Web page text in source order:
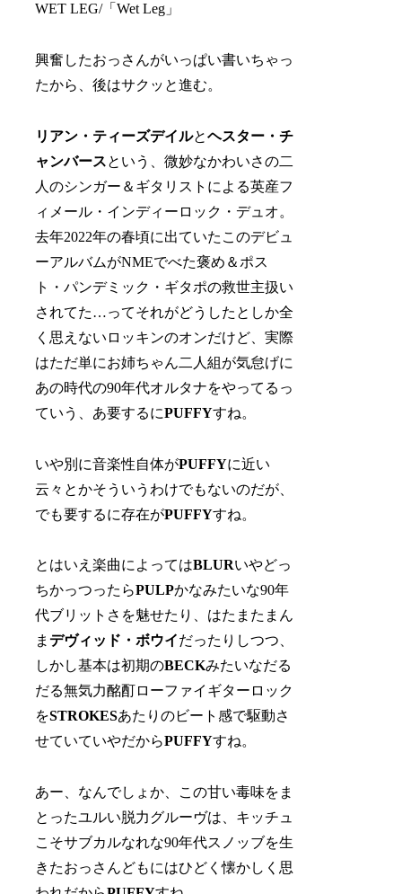
WET LEG/「Wet Leg」
興奮したおっさんがいっぱい書いちゃっ
たから、後はサクッと進む。
リアン・ティーズデイルとヘスター・チ
ャンバースという、微妙なかわいさの二
人のシンガー＆ギタリストによる英産フ
ィメール・インディーロック・デュオ。
去年2022年の春頃に出ていたこのデビュ
ーアルバムがNMEでべた褒め＆ポス
ト・パンデミック・ギタポの救世主扱い
されてた…ってそれがどうしたとしか全
く思えないロッキンのオンだけど、実際
はただ単にお姉ちゃん二人組が気怠げに
あの時代の90年代オルタナをやってるっ
ていう、あ要するにPUFFYすね。
いや別に音楽性自体がPUFFYに近い
云々とかそういうわけでもないのだが、
でも要するに存在がPUFFYすね。
とはいえ楽曲によってはBLURいやどっ
ちかっつったらPULPかなみたいな90年
代ブリットさを魅せたり、はたまたまん
まデヴィッド・ボウイだったりしつつ、
しかし基本は初期のBECKみたいなだる
だる無気力酩酊ローファイギターロック
をSTROKESあたりのビート感で駆動さ
せていていやだからPUFFYすね。
あー、なんでしょか、この甘い毒味をま
とったユルい脱力グルーヴは、キッチュ
こそサブカルなれな90年代スノッブを生
きたおっさんどもにはひどく懐かしく思